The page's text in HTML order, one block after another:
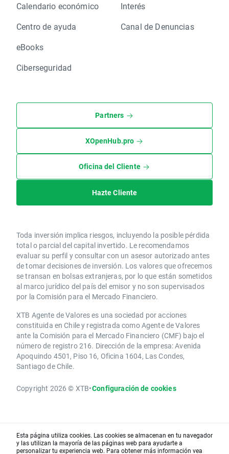
Calendario económico
Centro de ayuda
eBooks
Ciberseguridad
Interés
Canal de Denuncias
Partners
XOpenHub.pro
Oficina del Cliente
Hazte Cliente
Toda inversión implica riesgos, incluyendo la posible pérdida
total o parcial del capital invertido. Le recomendamos
evaluar su perfil y consultar con un asesor autorizado antes
de tomar decisiones de inversión. Los valores que ofrecemos
se transan en bolsas extranjeras, por lo que están sometidos
al marco jurídico del país del emisor y no son supervisados
por la Comisión para el Mercado Financiero.
XTB Agente de Valores es una sociedad por acciones
constituida en Chile y registrada como Agente de Valores
ante la Comisión para el Mercado Financiero (CMF) bajo el
número de registro 216. Dirección de la empresa: Avenida
Apoquindo 4501, Piso 16, Oficina 1604, Las Condes,
Santiago de Chile.
Copyright 2026 © XTB•Configuración de cookies
Esta página utiliza cookies. Las cookies se almacenan en tu navegador
y las utilizan la mayoría de las páginas web para ayudarte a
personalizar tu experiencia web. Para obtener más información vea